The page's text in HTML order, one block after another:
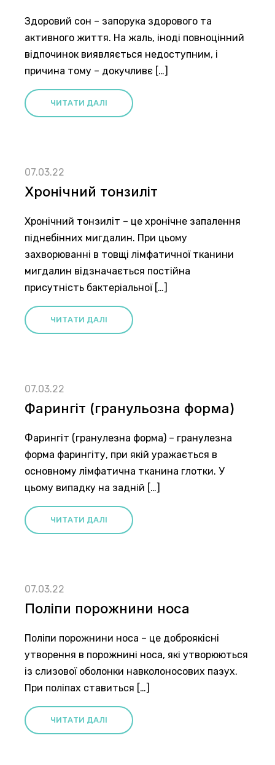
Здоровий сон – запорука здорового та
активного життя. На жаль, іноді повноцінний
відпочинок виявляється недоступним, і
причина тому – докучливє […]
ЧИТАТИ ДАЛІ
07.03.22
Хронічний тонзиліт
Хронічний тонзиліт – це хронічне запалення
піднебінних мигдалин. При цьому
захворюванні в товщі лімфатичної тканини
мигдалин відзначається постійна
присутність бактеріальної […]
ЧИТАТИ ДАЛІ
07.03.22
Фарингіт (гранульозна форма)
Фарингіт (гранулезна форма) – гранулезна
форма фарингіту, при якій уражається в
основному лімфатична тканина глотки. У
цьому випадку на задній […]
ЧИТАТИ ДАЛІ
07.03.22
Поліпи порожнини носа
Поліпи порожнини носа – це доброякісні
утворення в порожнині носа, які утворюються
із слизової оболонки навколоносових пазух.
При поліпах ставиться […]
ЧИТАТИ ДАЛІ